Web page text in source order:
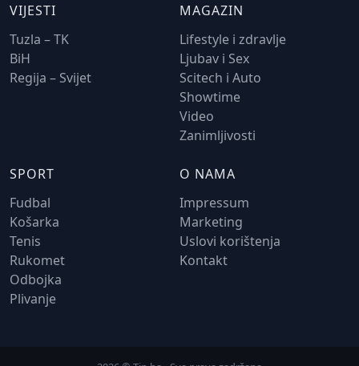
VIJESTI
Tuzla – TK
BiH
Regija – Svijet
MAGAZIN
Lifestyle i zdravlje
Ljubav i Sex
Scitech i Auto
Showtime
Video
Zanimljivosti
SPORT
Fudbal
Košarka
Tenis
Rukomet
Odbojka
Plivanje
O NAMA
Impressum
Marketing
Uslovi korištenja
Kontakt